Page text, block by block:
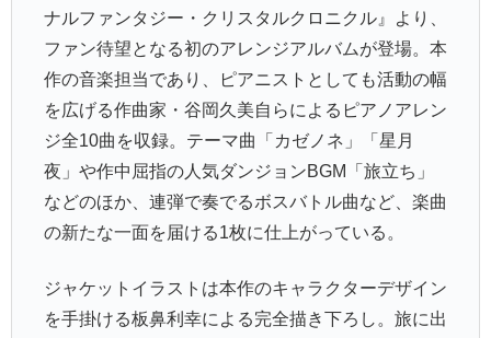
ナルファンタジー・クリスタルクロニクル』より、
ファン待望となる初のアレンジアルバムが登場。本
作の音楽担当であり、ピアニストとしても活動の幅
を広げる作曲家・谷岡久美自らによるピアノアレン
ジ全10曲を収録。テーマ曲「カゼノネ」「星月
夜」や作中屈指の人気ダンジョンBGM「旅立ち」
などのほか、連弾で奏でるボスバトル曲など、楽曲
の新たな一面を届ける1枚に仕上がっている。
ジャケットイラストは本作のキャラクターデザイン
を手掛ける板鼻利幸による完全描き下ろし。旅に出